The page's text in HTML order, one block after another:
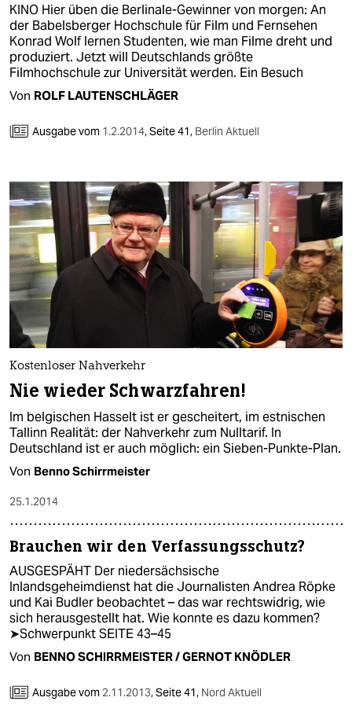
KINO Hier üben die Berlinale-Gewinner von morgen: An
der Babelsberger Hochschule für Film und Fernsehen
Konrad Wolf lernen Studenten, wie man Filme dreht und
produziert. Jetzt will Deutschlands größte
Filmhochschule zur Universität werden. Ein Besuch
Von ROLF LAUTENSCHLÄGER
Ausgabe vom 1.2.2014,Seite 41, Berlin Aktuell
Kostenloser Nahverkehr
Nie wieder Schwarzfahren!
Im belgischen Hasselt ist er gescheitert, im estnischen
Tallinn Realität: der Nahverkehr zum Nulltarif. In
Deutschland ist er auch möglich: ein Sieben-Punkte-Plan.
Von Benno Schirrmeister
25.1.2014
Brauchen wir den Verfassungsschutz?
AUSGESPÄHT Der niedersächsische
Inlandsgeheimdienst hat die Journalisten Andrea Röpke
und Kai Budler beobachtet – das war rechtswidrig, wie
sich herausgestellt hat. Wie konnte es dazu kommen?
➤Schwerpunkt SEITE 43–45
Von BENNO SCHIRRMEISTER / GERNOT KNÖDLER
Ausgabe vom 2.11.2013,Seite 41, Nord Aktuell